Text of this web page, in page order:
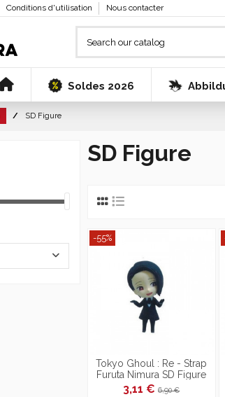
Conditions d'utilisation Nous contacter
Soldes 2026
SD Figure
SD Figure
-55%
Tokyo Ghoul : Re - Strap
Furuta Nimura SD Figure
Keychain
3,11 €6,90 €